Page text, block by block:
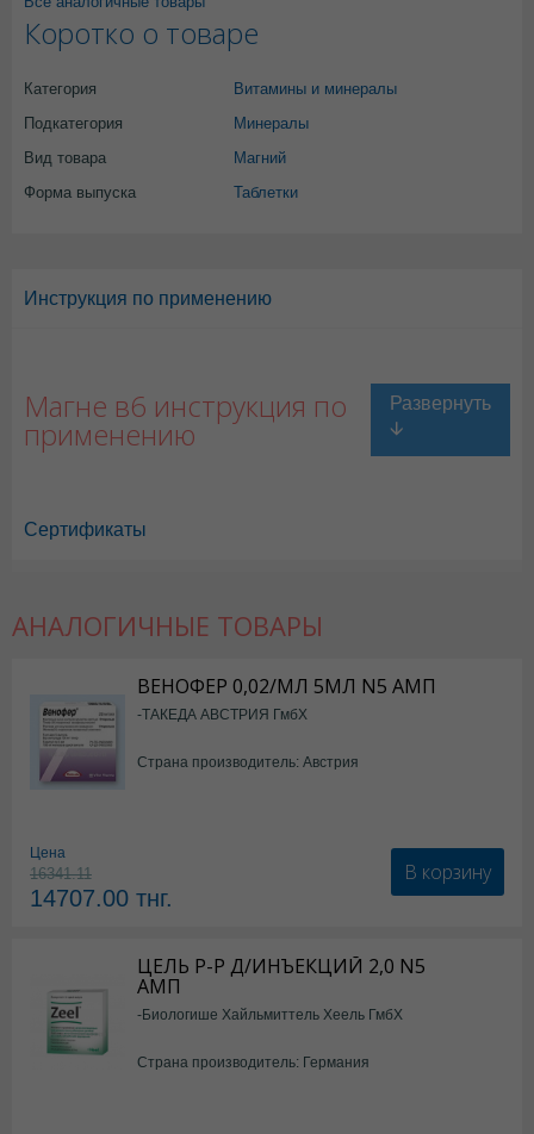
Коротко о товаре
Категория
Витамины и минералы
Подкатегория
Минералы
Вид товара
Магний
Форма выпуска
Таблетки
Инструкция по применению
Магне в6 инструкция по
применению
Сертификаты
АНАЛОГИЧНЫЕ ТОВАРЫ
ВЕНОФЕР 0,02/МЛ 5МЛ N5 АМП
-ТАКЕДА АВСТРИЯ ГмбХ
Страна производитель: Австрия
Цена
16341.11
14707.00 тнг.
В корзину
ЦЕЛЬ Р-Р Д/ИНЪЕКЦИЙ 2,0 N5
АМП
-Биологише Хайльмиттель Хеель ГмбХ
Страна производитель: Германия